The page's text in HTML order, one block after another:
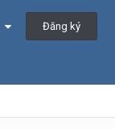
Đăng ký